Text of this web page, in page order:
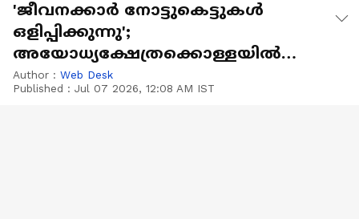
'ജീവനക്കാർ നോട്ടുകെട്ടുകൾ
ഒളിപ്പിക്കുന്നു';
അയോധ്യക്ഷേത്രക്കൊള്ളയിൽ
അന്വേഷണ റിപ്പോർട്ട് പുറത്ത്
Author : Web Desk
Published : Jul 07 2026, 12:08 AM IST